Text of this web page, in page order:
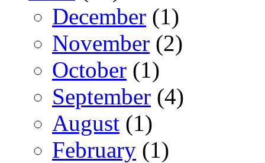
December (1)
November (2)
October (1)
September (4)
August (1)
February (1)